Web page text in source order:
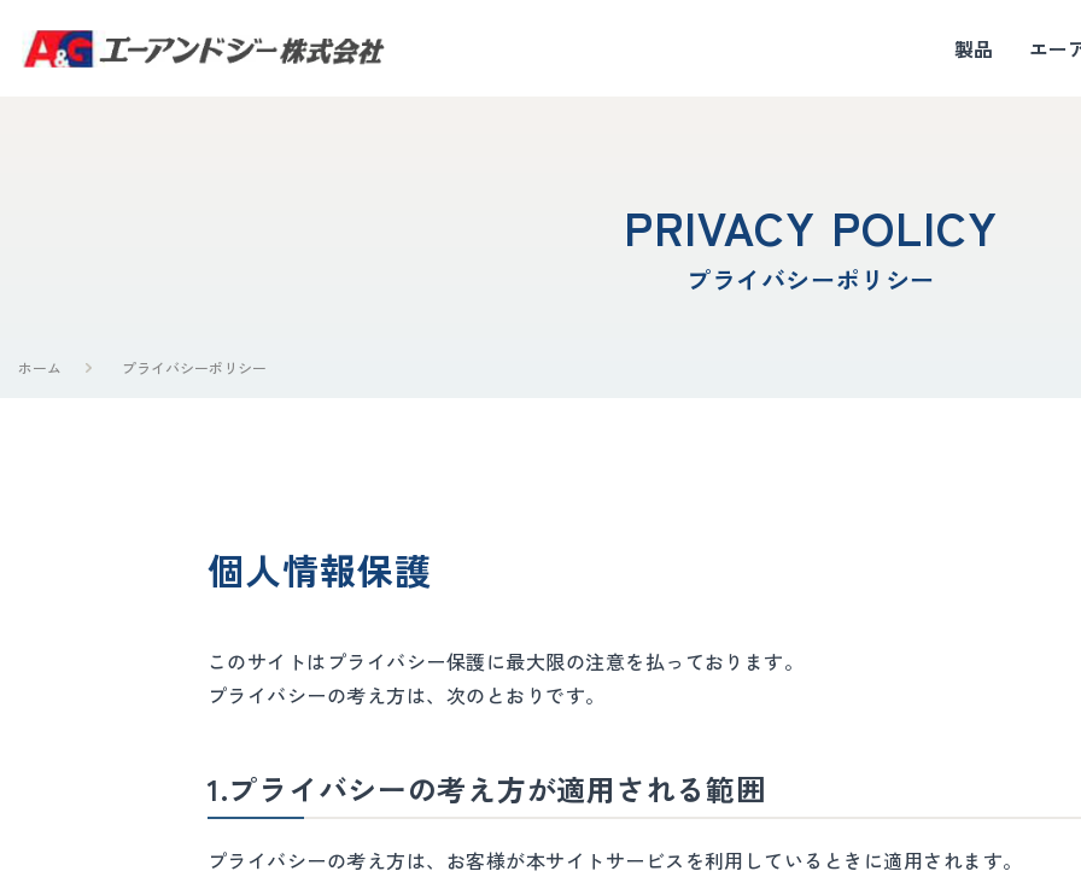
製品 エー
PRIVACY POLICY
プライバシーポリシー
ホーム プライバシーポリシー
個人情報保護
このサイトはプライバシー保護に最大限の注意を払っております。
プライバシーの考え方は、次のとおりです。
1.プライバシーの考え方が適用される範囲
プライバシーの考え方は、お客様が本サイトサービスを利用しているときに適用されます。